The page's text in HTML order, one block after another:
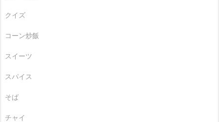
クイズ
コーン炒飯
スイーツ
スパイス
そば
チャイ